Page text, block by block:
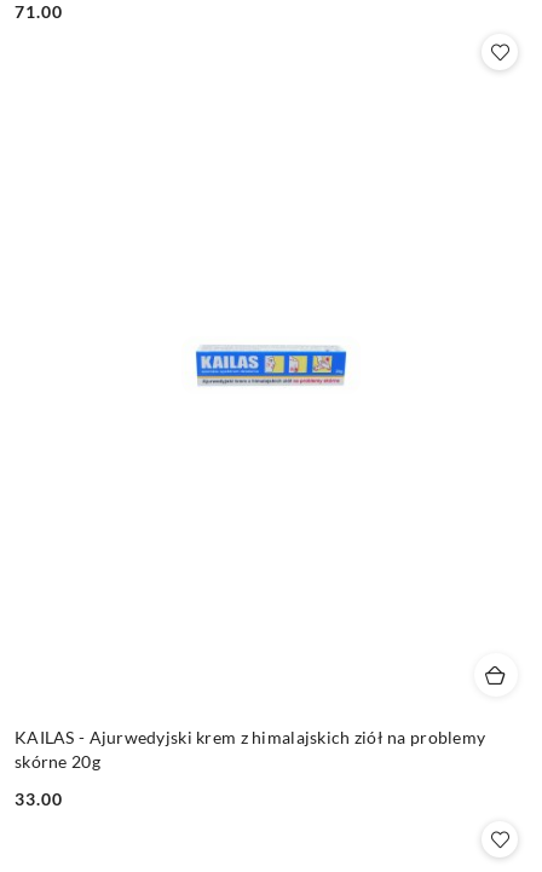
Cena:
71.00
KAILAS - Ajurwedyjski krem z himalajskich ziół na problemy
skórne 20g
Cena:
33.00